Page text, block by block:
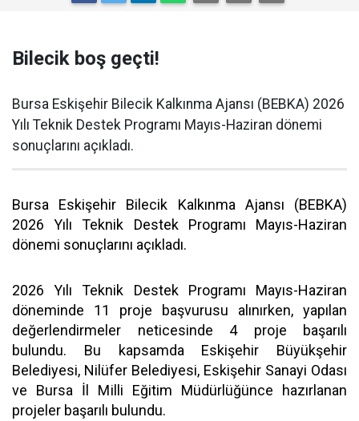
Bilecik boş geçti!
Bursa Eskişehir Bilecik Kalkınma Ajansı (BEBKA) 2026
Yılı Teknik Destek Programı Mayıs-Haziran dönemi
sonuçlarını açıkladı.
Bursa Eskişehir Bilecik Kalkınma Ajansı (BEBKA)
2026 Yılı Teknik Destek Programı Mayıs-Haziran
dönemi sonuçlarını açıkladı.
2026 Yılı Teknik Destek Programı Mayıs-Haziran
döneminde 11 proje başvurusu alınırken, yapılan
değerlendirmeler neticesinde 4 proje başarılı
bulundu. Bu kapsamda Eskişehir Büyükşehir
Belediyesi, Nilüfer Belediyesi, Eskişehir Sanayi Odası
ve Bursa İl Milli Eğitim Müdürlüğünce hazırlanan
projeler başarılı bulundu.